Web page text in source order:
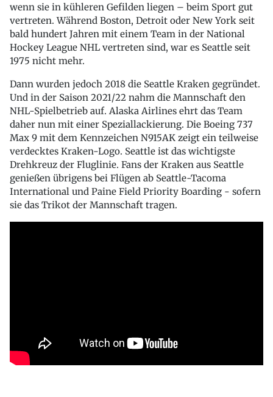
wenn sie in kühleren Gefilden liegen – beim Sport gut
vertreten. Während Boston, Detroit oder New York seit
bald hundert Jahren mit einem Team in der National
Hockey League NHL vertreten sind, war es Seattle seit
1975 nicht mehr.
Dann wurden jedoch 2018 die Seattle Kraken gegründet.
Und in der Saison 2021/22 nahm die Mannschaft den
NHL-Spielbetrieb auf. Alaska Airlines ehrt das Team
daher nun mit einer Speziallackierung. Die Boeing 737
Max 9 mit dem Kennzeichen N915AK zeigt ein teilweise
verdecktes Kraken-Logo. Seattle ist das wichtigste
Drehkreuz der Fluglinie. Fans der Kraken aus Seattle
genießen übrigens bei Flügen ab Seattle-Tacoma
International und Paine Field Priority Boarding - sofern
sie das Trikot der Mannschaft tragen.